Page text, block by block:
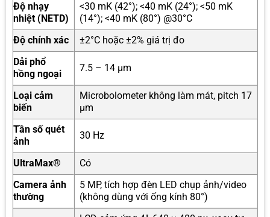
Độ nhạy
nhiệt (NETD)
<30 mK (42°); <40 mK (24°); <50 mK
(14°); <40 mK (80°) @30°C
Độ chính xác
±2°C hoặc ±2% giá trị đo
Dải phổ
hồng ngoại
7.5 – 14 µm
Loại cảm
biến
Microbolometer không làm mát, pitch 17
µm
Tần số quét
ảnh
30 Hz
UltraMax®
Có
Camera ảnh
thường
5 MP, tích hợp đèn LED chụp ảnh/video
(không dùng với ống kính 80°)